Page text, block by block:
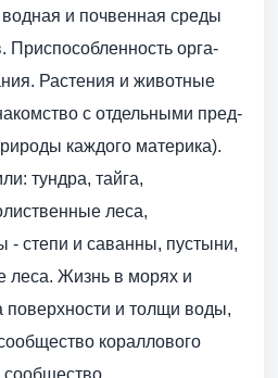
и почвенная среды
Приспособленность орга­
Растения и животные
с отдельными пред­
каждого материка).
тундра, тайга,
леса,
- степи и саванны, пустыни,
леса. Жизнь в морях и
и толщи воды,
кораллового